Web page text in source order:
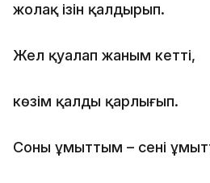
жолақ ізін қалдырып.
Жел қуалап жаным кетті,
көзім қалды қарлығып.
Соны ұмыттым – сені